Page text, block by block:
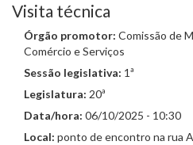
Visita técnica
Órgão promotor: Comissão de
Comércio e Serviços
Sessão legislativa: 1ª
Legislatura: 20ª
Data/hora: 06/10/2025 - 10:30
Local: ponto de encontro na rua